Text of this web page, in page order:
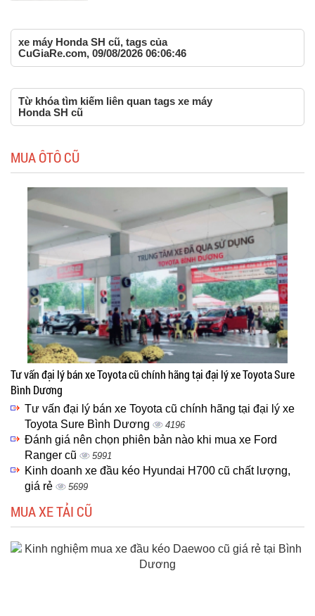
xe máy Honda SH cũ, tags của
CuGiaRe.com, 09/08/2026 06:06:46
Từ khóa tìm kiếm liên quan tags xe máy
Honda SH cũ
MUA ÔTÔ CŨ
Tư vấn đại lý bán xe Toyota cũ chính hãng tại đại lý xe Toyota Sure
Bình Dương
Tư vấn đại lý bán xe Toyota cũ chính hãng tại đại lý xe
Toyota Sure Bình Dương
4196
Đánh giá nên chọn phiên bản nào khi mua xe Ford
Ranger cũ
5991
Kinh doanh xe đầu kéo Hyundai H700 cũ chất lượng,
giá rẻ
5699
MUA XE TẢI CŨ